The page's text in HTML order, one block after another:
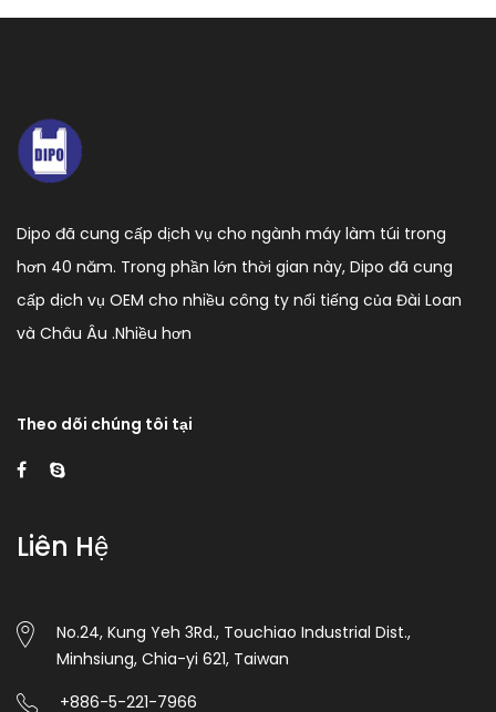
Dipo đã cung cấp dịch vụ cho ngành máy làm túi trong
hơn 40 năm. Trong phần lớn thời gian này, Dipo đã cung
cấp dịch vụ OEM cho nhiều công ty nổi tiếng của Đài Loan
và Châu Âu .Nhiều hơn
Theo dõi chúng tôi tại
Liên Hệ
No.24, Kung Yeh 3Rd., Touchiao Industrial Dist.,
Minhsiung, Chia-yi 621, Taiwan
+886-5-221-7966